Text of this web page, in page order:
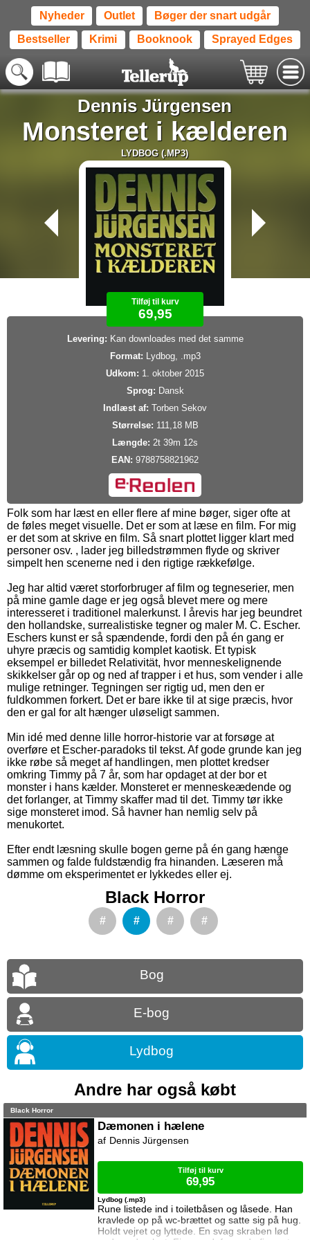
Nyheder Outlet Bøger der snart udgår
Bestseller Krimi Booknook Sprayed Edges
Dennis Jürgensen
Monsteret i kælderen
LYDBOG (.MP3)
Tilføj til kurv
69,95
Levering: Kan downloades med det samme
Format: Lydbog, .mp3
Udkom: 1. oktober 2015
Sprog: Dansk
Indlæst af: Torben Sekov
Størrelse: 111,18 MB
Længde: 2t 39m 12s
EAN: 9788758821962
Folk som har læst en eller flere af mine bøger, siger ofte at
de føles meget visuelle. Det er som at læse en film. For mig
er det som at skrive en film. Så snart plottet ligger klart med
personer osv. , lader jeg billedstrømmen flyde og skriver
simpelt hen scenerne ned i den rigtige rækkefølge.
Jeg har altid været storforbruger af film og tegneserier, men
på mine gamle dage er jeg også blevet mere og mere
interesseret i traditionel malerkunst. I årevis har jeg beundret
den hollandske, surrealistiske tegner og maler M. C. Escher.
Eschers kunst er så spændende, fordi den på én gang er
uhyre præcis og samtidig komplet kaotisk. Et typisk
eksempel er billedet Relativität, hvor menneskelignende
skikkelser går op og ned af trapper i et hus, som vender i alle
mulige retninger. Tegningen ser rigtig ud, men den er
fuldkommen forkert. Det er bare ikke til at sige præcis, hvor
den er gal for alt hænger uløseligt sammen.
Min idé med denne lille horror-historie var at forsøge at
overføre et Escher-paradoks til tekst. Af gode grunde kan jeg
ikke røbe så meget af handlingen, men plottet kredser
omkring Timmy på 7 år, som har opdaget at der bor et
monster i hans kælder. Monsteret er menneskeædende og
det forlanger, at Timmy skaffer mad til det. Timmy tør ikke
sige monsteret imod. Så havner han nemlig selv på
menukortet.
Efter endt læsning skulle bogen gerne på én gang hænge
sammen og falde fuldstændig fra hinanden. Læseren må
dømme om eksperimentet er lykkedes eller ej.
Black Horror
# # # #
Bog
E-bog
Lydbog
Andre har også købt
Black Horror
Dæmonen i hælene
Rune listede ind i toiletbåsen og låsede. Han
kravlede op på wc-brættet og satte sig på hug.
Holdt vejret og lyttede. En svag skraben lød
Lydbog (.mp3)
Dennis Jürgensen
Tilføj til kurv
69,95